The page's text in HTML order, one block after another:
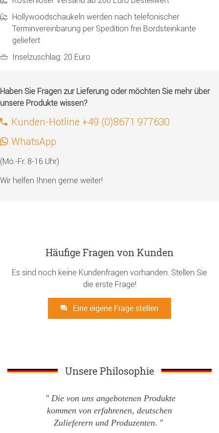
Hollywoodschaukeln werden nach telefonischer
Terminvereinbarung per Spedition frei Bordsteinkante
geliefert
Inselzuschlag: 20 Euro
Haben Sie Fragen zur Lieferung oder möchten Sie mehr über
unsere Produkte wissen?
Kunden-Hotline +49 (0)8671 977630
WhatsApp
(Mo.-Fr. 8-16 Uhr)
Wir helfen Ihnen gerne weiter!
Häufige Fragen von Kunden
Es sind noch keine Kundenfragen vorhanden. Stellen Sie
die erste Frage!
Eine eigene Frage stellen
Unsere Philosophie
Die von uns angebotenen Produkte
kommen von erfahrenen, deutschen
Zulieferern und Produzenten.